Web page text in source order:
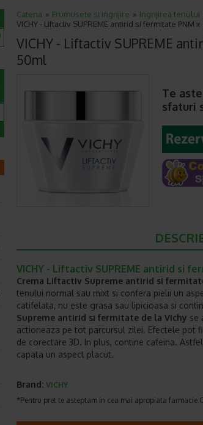
Catena Frumusete si ingrijire
Ingrijirea tenului
VICHY - Liftactiv SUPREME antirid si fermitate PNM
VICHY - Liftactiv SUPREME
50ml
Te
sfaturi
VICHY - Liftactiv SUPREME antirid si
Crema Liftactiv Supreme antirid si
tenului normal sau mixt si confera pielii un
catifelata, nu este grasa sau lipicioasa si
Supreme antirid si fermitate de la Vichy se
actioneaza pe tot parcursul zilei. Efectele pot
de corectare 3D. In plus, contine cafeina.
capata un aspect placut.
Brand: VICHY
*Pentru pret te asteptam in cea mai apropiata farmacie